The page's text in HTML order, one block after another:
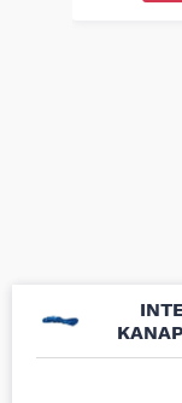
Uporedila